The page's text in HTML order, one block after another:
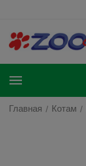
Главная / Котам /